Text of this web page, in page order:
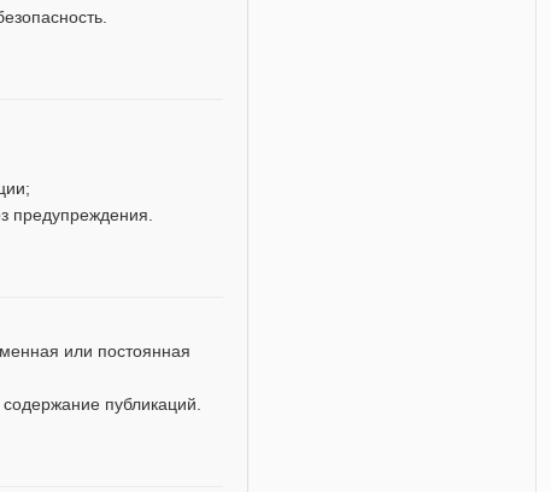
предупреждения.
или постоянная
публикаций.